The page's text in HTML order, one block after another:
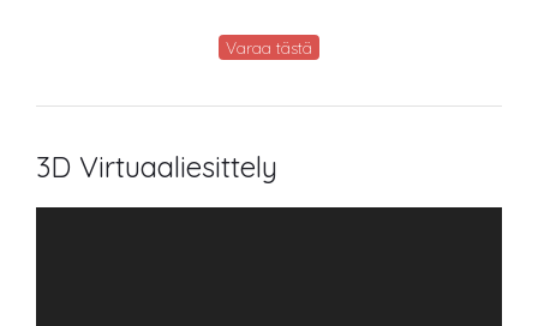
Varaa tästä
3D Virtuaaliesittely